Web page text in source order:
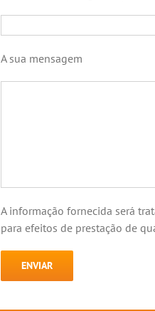
A sua mensagem
A informação fornecida será
para efeitos de prestação de